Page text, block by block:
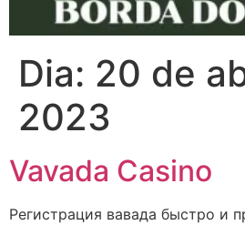
Dia: 20 de
2023
Vavada Casino
Регистрация вавада быстро и